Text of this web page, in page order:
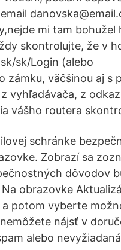
mi tam bohužel
skontrolujte, že v
sk/Login (alebo
zámku, väčšinou aj s
vyhľadávača, z
vášho routera
schránke
Zobrazí sa
dôvodov
obrazovke
potom vyberte
nájsť v
alebo